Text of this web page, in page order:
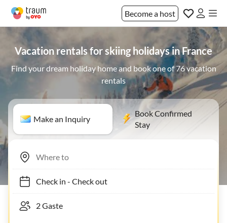
Become a host
Vacation rentals for skiing holidays in France
Find your dream holiday home and book one of 76 vacation
rentals
Make an Inquiry
Book Confirmed
Stay
Check in- Check out